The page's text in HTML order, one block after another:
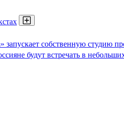
собственную студию
будут встречать в